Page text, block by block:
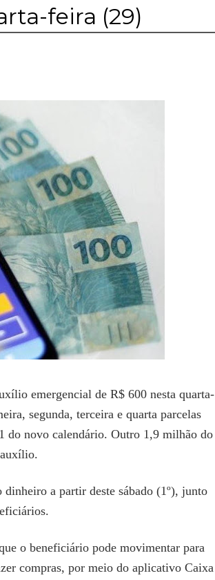
feira (29)
emergencial de R$ 600 nesta quarta-
segunda, terceira e quarta parcelas
do novo calendário. Outro 1,9 milhão do
dinheiro a partir deste sábado (1º), junto
o beneficiário pode movimentar para
compras, por meio do aplicativo Caixa